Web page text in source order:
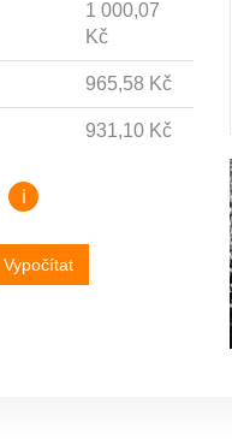
1 000,07
Kč
965,58 Kč
931,10 Kč
i
Vypočítat